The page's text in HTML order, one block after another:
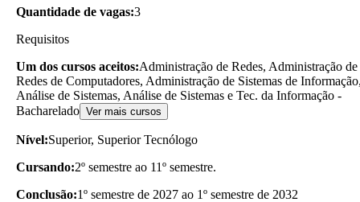
Quantidade de vagas:3
Requisitos
Um dos cursos aceitos:Administração de Redes, Administração de
Redes de Computadores, Administração de Sistemas de
Análise de Sistemas, Análise de Sistemas e Tec. da Informação -
Bacharelado Ver mais cursos
Nível:Superior, Superior Tecnólogo
Cursando:2º semestre ao 11º semestre.
Conclusão:1º semestre de 2027 ao 1º semestre de 2032